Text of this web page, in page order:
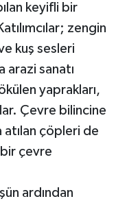
keyifli bir
zengin
kuş sesleri
arazi sanatı
yaprakları,
Çevre bilincine
atılan çöpleri de
çevre
ardından